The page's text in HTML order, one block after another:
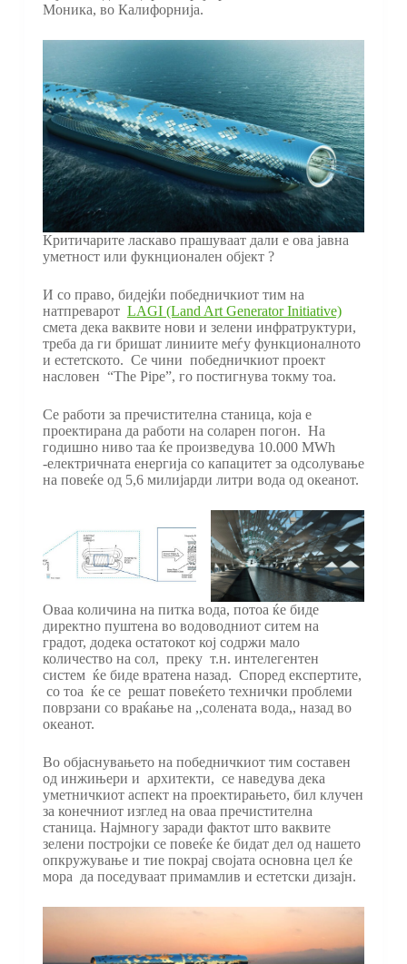
Моника, во Калифорнија.
Критичарите ласкаво прашуваат дали е ова јавна
уметност или фукнционален објект ?
И со право, бидејќи победничкиот тим на
натпреварот LAGI (Land Art Generator Initiative)
смета дека ваквите нови и зелени инфратруктури,
треба да ги бришат линиите меѓу функционалното
и естетското. Се чини победничкиот проект
насловен “The Pipe”, го постигнува токму тоа.
Се работи за пречистителна станица, која е
проектирана да работи на соларен погон. На
годишно ниво таа ќе произведува 10.000 MWh
-електричната енергија со капацитет за одсолување
на повеќе од 5,6 милијарди литри вода од океанот.
Оваа количина на питка вода, потоа ќе биде
директно пуштена во водоводниот ситем на
градот, додека остатокот кој содржи мало
количество на сол, преку т.н. интелегентен
систем ќе биде вратена назад. Според експертите,
со тоа ќе се решат повеќето технички проблеми
поврзани со враќање на ,,солената вода,, назад во
океанот.
Во објаснувањето на победничкиот тим составен
од инжињери и архитекти, се наведува дека
уметничкиот аспект на проектирањето, бил клучен
за конечниот изглед на оваа пречистителна
станица. Најмногу заради фактот што ваквите
зелени постројки се повеќе ќе бидат дел од нашето
опкружување и тие покрај својата основна цел ќе
мора да поседуваат примамлив и естетски дизајн.